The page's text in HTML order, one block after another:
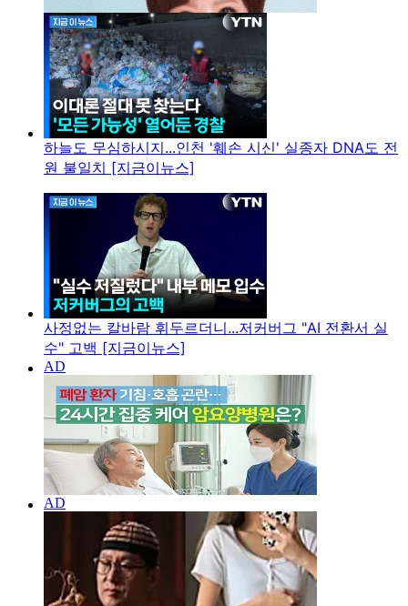
하늘도 무심하시지...인천 '훼손 시신' 실종자 DNA도 전
원 불일치 [지금이뉴스]
사정없는 칼바람 휘두르더니...저커버그 "AI 전환서 실
수" 고백 [지금이뉴스]